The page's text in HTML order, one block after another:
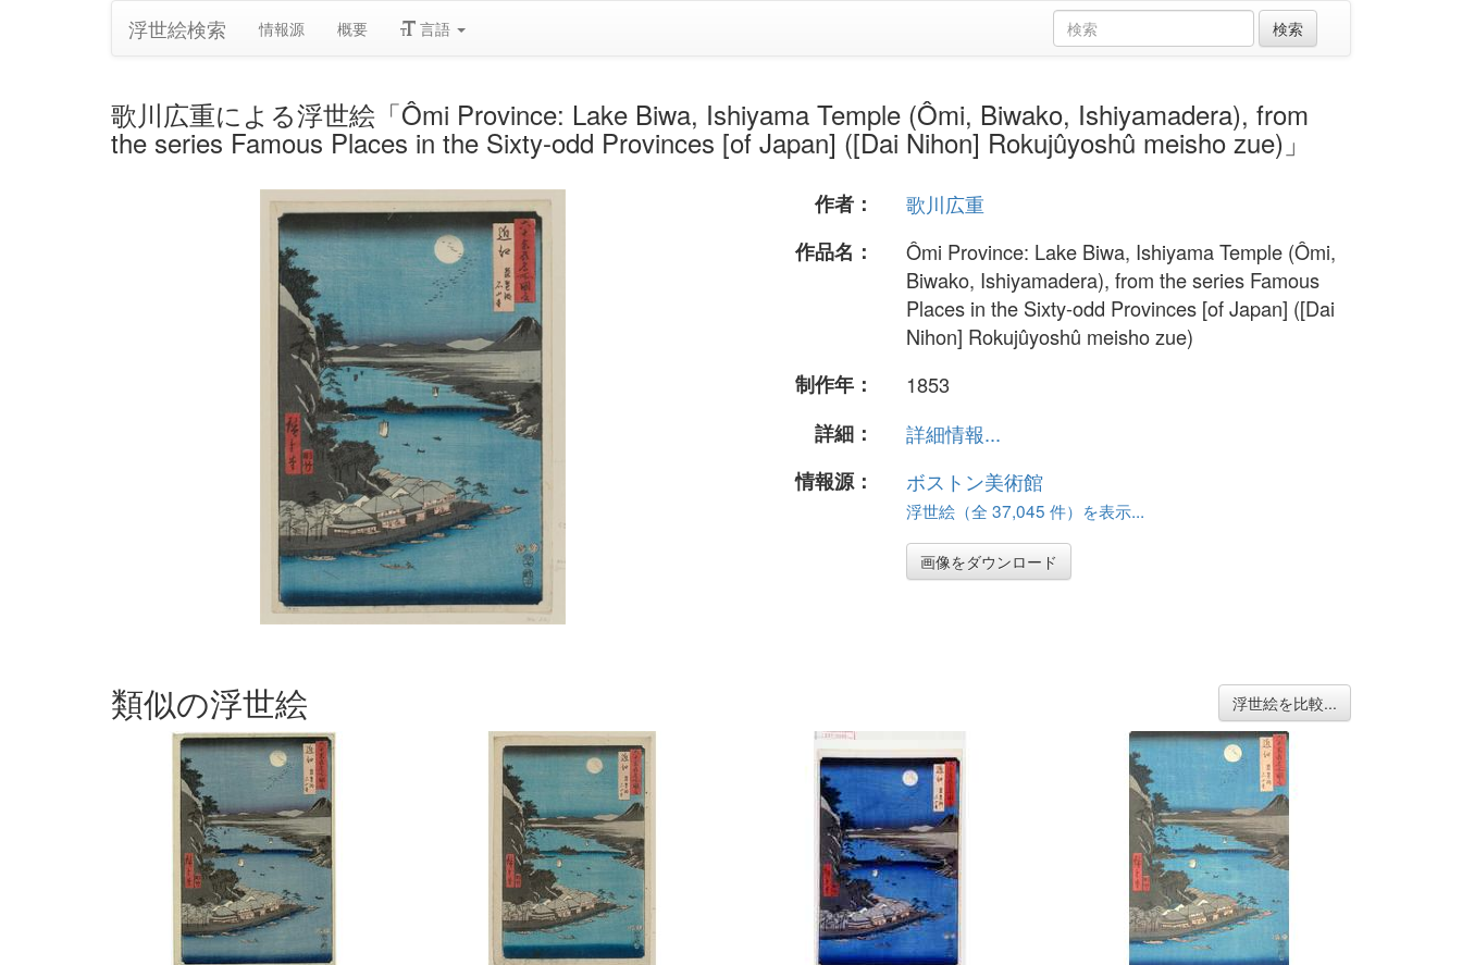
浮世絵検索 情報源 概要 言語
歌川広重による浮世絵「Ômi Province: Lake Biwa, Ishiyama Temple (Ômi, Biwako, Ishiyamadera), from
the series Famous Places in the Sixty-odd Provinces [of Japan] ([Dai Nihon] Rokujûyoshû meisho zue)」
作者：
歌川広重
作品名：
Ômi Province: Lake Biwa, Ishiyama Temple (Ômi,
Biwako, Ishiyamadera), from the series Famous
Places in the Sixty-odd Provinces [of Japan] ([Dai
Nihon] Rokujûyoshû meisho zue)
制作年：
1853
詳細：
詳細情報...
情報源：
ボストン美術館
浮世絵（全 37,045 件）を表示...
画像をダウンロード
類似の浮世絵 浮世絵を比較...